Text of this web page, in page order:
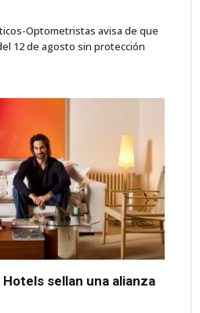
Optometristas avisa de que
12 de agosto sin protección
sellan una alianza